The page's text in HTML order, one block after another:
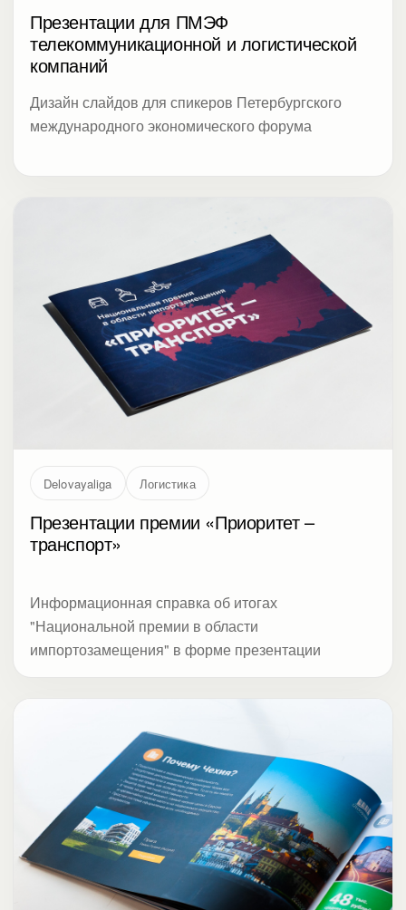
Презентации для ПМЭФ
телекоммуникационной и логистической
компаний
Дизайн слайдов для спикеров Петербургского
международного экономического форума
Delovayaliga Логистика
Презентации премии «Приоритет –
транспорт»
Информационная справка об итогах
"Национальной премии в области
импортозамещения" в форме презентации